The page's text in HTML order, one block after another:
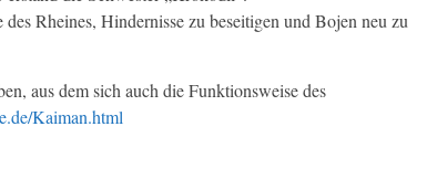
Rheines, Hindernisse zu beseitigen und Bojen neu zu
aus dem sich auch die Funktionsweise des
Kaiman.html